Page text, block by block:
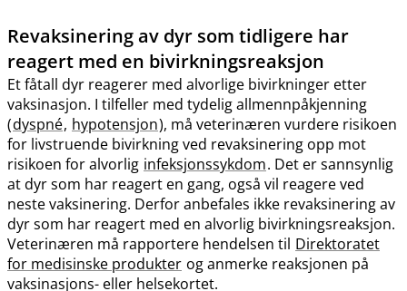
Revaksinering av dyr som tidligere har
reagert med en bivirkningsreaksjon
Et fåtall dyr reagerer med alvorlige bivirkninger etter
vaksinasjon. I tilfeller med tydelig allmennpåkjenning
(dyspné, hypotensjon), må veterinæren vurdere risikoen
for livstruende bivirkning ved revaksinering opp mot
risikoen for alvorlig infeksjonssykdom. Det er sannsynlig
at dyr som har reagert en gang, også vil reagere ved
neste vaksinering. Derfor anbefales ikke revaksinering av
dyr som har reagert med en alvorlig bivirkningsreaksjon.
Veterinæren må rapportere hendelsen til Direktoratet
for medisinske produkter og anmerke reaksjonen på
vaksinasjons- eller helsekortet.